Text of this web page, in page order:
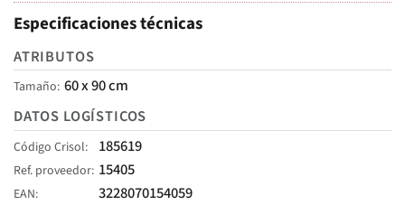
Especificaciones técnicas
ATRIBUTOS
Tamaño 60 x 90 cm
DATOS LOGÍSTICOS
Código Crisol 185619
Ref. proveedor 15405
EAN 3228070154059